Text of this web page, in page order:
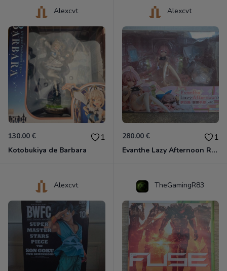
Alexcvt
130.00 € 1
Kotobukiya de Barbara
Alexcvt
280.00 € 1
Evanthe Lazy Afternoon Red Pride of Eden
Alexcvt TheGamingR83